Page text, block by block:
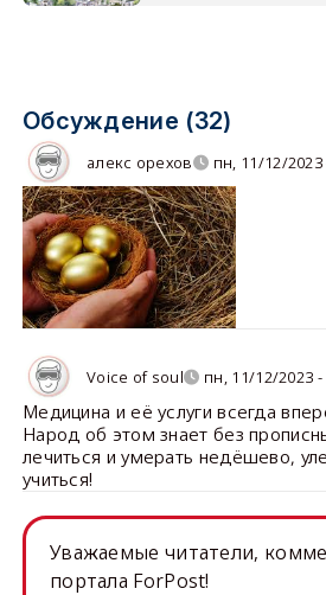
Обсуждение (32)
алекс орехов пн, 11/12/2023
Voice of soul пн, 11/12/2023 -
Медицина и её услуги всегда
Народ об этом знает без
лечиться и умерать недёшево,
учиться!
Уважаемые читатели,
портала ForPost!